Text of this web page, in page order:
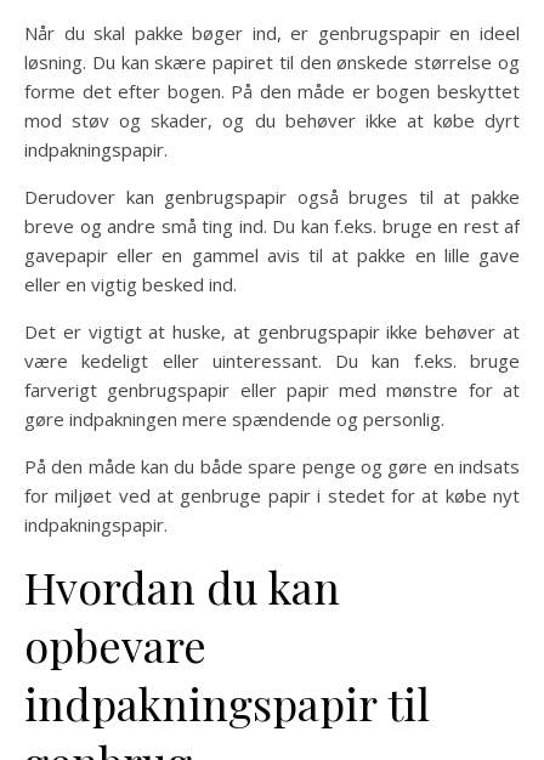
Når du skal pakke bøger ind, er genbrugspapir en ideel
løsning. Du kan skære papiret til den ønskede størrelse og
forme det efter bogen. På den måde er bogen beskyttet
mod støv og skader, og du behøver ikke at købe dyrt
indpakningspapir.
Derudover kan genbrugspapir også bruges til at pakke
breve og andre små ting ind. Du kan f.eks. bruge en rest af
gavepapir eller en gammel avis til at pakke en lille gave
eller en vigtig besked ind.
Det er vigtigt at huske, at genbrugspapir ikke behøver at
være kedeligt eller uinteressant. Du kan f.eks. bruge
farverigt genbrugspapir eller papir med mønstre for at
gøre indpakningen mere spændende og personlig.
På den måde kan du både spare penge og gøre en indsats
for miljøet ved at genbruge papir i stedet for at købe nyt
indpakningspapir.
Hvordan du kan
opbevare
indpakningspapir til